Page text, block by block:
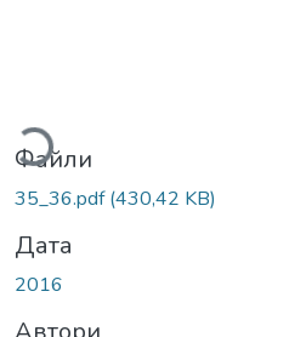
Вантажиться...
Файли
35_36.pdf(430,42 KB)
Дата
2016